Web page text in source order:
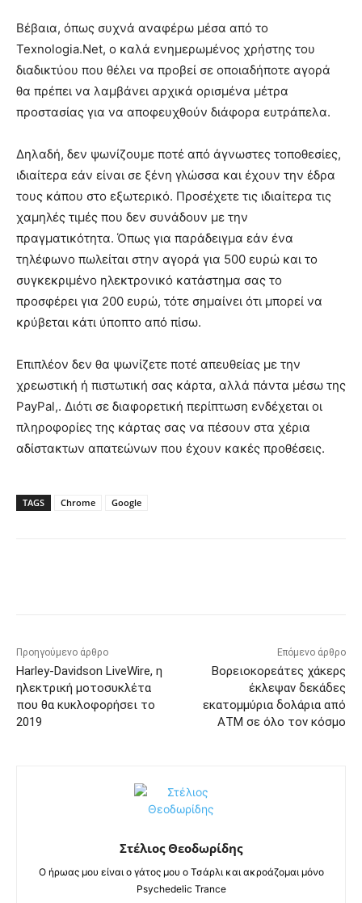
Βέβαια, όπως συχνά αναφέρω μέσα από το
Texnologia.Net, ο καλά ενημερωμένος χρήστης του
διαδικτύου που θέλει να προβεί σε οποιαδήποτε αγορά
θα πρέπει να λαμβάνει αρχικά ορισμένα μέτρα
προστασίας για να αποφευχθούν διάφορα ευτράπελα.
Δηλαδή, δεν ψωνίζουμε ποτέ από άγνωστες τοποθεσίες,
ιδιαίτερα εάν είναι σε ξένη γλώσσα και έχουν την έδρα
τους κάπου στο εξωτερικό. Προσέχετε τις ιδιαίτερα τις
χαμηλές τιμές που δεν συνάδουν με την
πραγματικότητα. Όπως για παράδειγμα εάν ένα
τηλέφωνο πωλείται στην αγορά για 500 ευρώ και το
συγκεκριμένο ηλεκτρονικό κατάστημα σας το
προσφέρει για 200 ευρώ, τότε σημαίνει ότι μπορεί να
κρύβεται κάτι ύποπτο από πίσω.
Επιπλέον δεν θα ψωνίζετε ποτέ απευθείας με την
χρεωστική ή πιστωτική σας κάρτα, αλλά πάντα μέσω της
PayPal,. Διότι σε διαφορετική περίπτωση ενδέχεται οι
πληροφορίες της κάρτας σας να πέσουν στα χέρια
αδίστακτων απατεώνων που έχουν κακές προθέσεις.
TAGS Chrome Google
Προηγούμενο άρθρο
Harley-Davidson LiveWire, η
ηλεκτρική μοτοσυκλέτα
που θα κυκλοφορήσει το
2019
Επόμενο άρθρο
Βορειοκορεάτες χάκερς
έκλεψαν δεκάδες
εκατομμύρια δολάρια από
ΑΤΜ σε όλο τον κόσμο
Στέλιος Θεοδωρίδης
Ο ήρωας μου είναι ο γάτος μου ο Τσάρλι και ακροάζομαι μόνο
Psychedelic Trance